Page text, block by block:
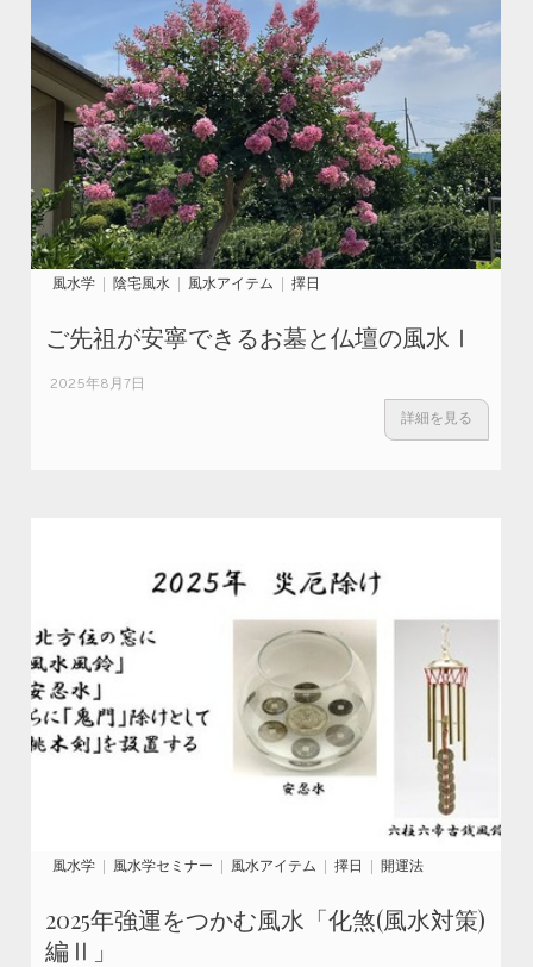
風水学 陰宅風水 風水アイテム 擇日
ご先祖が安寧できるお墓と仏壇の風水Ⅰ
2025年8月7日
詳細を見る
風水学 風水学セミナー 風水アイテム 擇日 開運法
2025年強運をつかむ風水「化煞(風水対策)
編Ⅱ」